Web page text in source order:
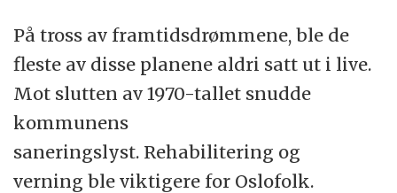
På tross av framtidsdrømmene, ble de
fleste av disse planene aldri satt ut i live.
Mot slutten av 1970-tallet snudde
kommunens
saneringslyst. Rehabilitering og
verning ble viktigere for Oslofolk.